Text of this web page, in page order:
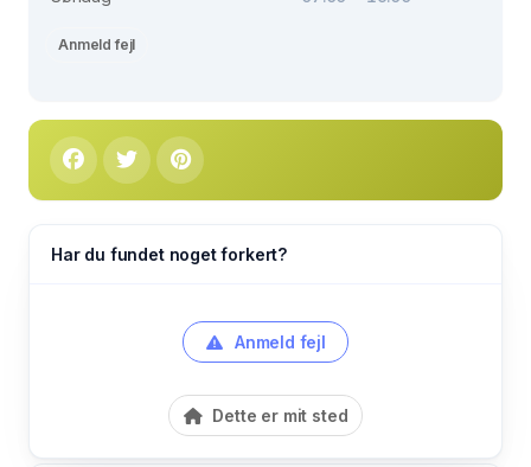
Anmeld fejl
Har du fundet noget forkert?
Anmeld fejl
Dette er mit sted